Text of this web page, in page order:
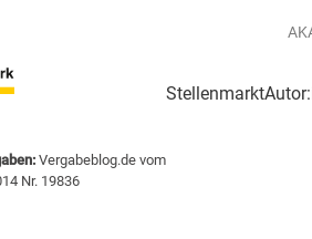
Stellenmarkt
Vergabeblog.de vom
Nr. 19836